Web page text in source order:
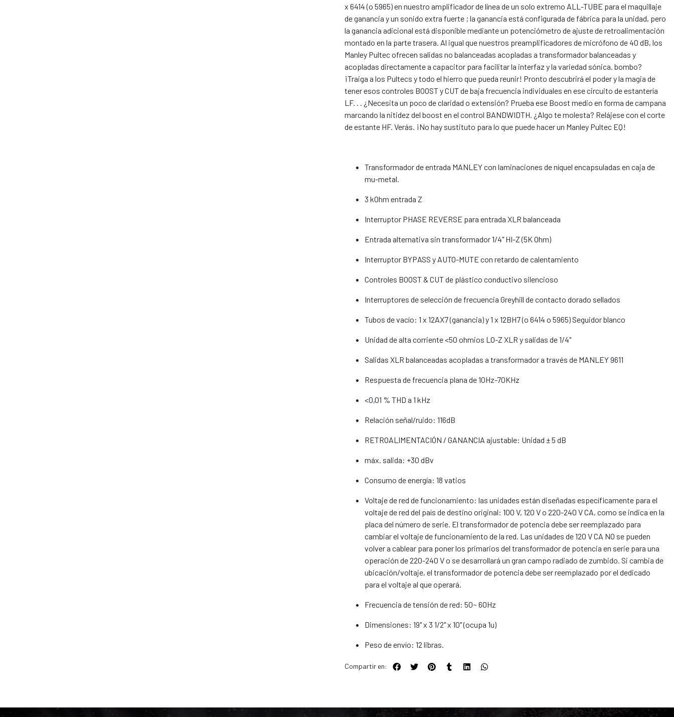
x 6414 (o 5965) en nuestro amplificador de línea de un solo extremo ALL-TUBE para el maquillaje
de ganancia y un sonido extra fuerte ; la ganancia está configurada de fábrica para la unidad, pero
la ganancia adicional está disponible mediante un potenciómetro de ajuste de retroalimentación
montado en la parte trasera. Al igual que nuestros preamplificadores de micrófono de 40 dB, los
Manley Pultec ofrecen salidas no balanceadas acopladas a transformador balanceadas y
acopladas directamente a capacitor para facilitar la interfaz y la variedad sónica. bombo?
¡Traiga a los Pultecs y todo el hierro que pueda reunir! Pronto descubrirá el poder y la magia de
tener esos controles BOOST y CUT de baja frecuencia individuales en ese circuito de estantería
LF. . . ¿Necesita un poco de claridad o extensión? Prueba ese Boost medio en forma de campana
marcando la nitidez del boost en el control BANDWIDTH. ¿Algo te molesta? Relájese con el corte
de estante HF. Verás. ¡No hay sustituto para lo que puede hacer un Manley Pultec EQ!
Transformador de entrada MANLEY con laminaciones de níquel encapsuladas en caja de
mu-metal.
3 kOhm entrada Z
Interruptor PHASE REVERSE para entrada XLR balanceada
Entrada alternativa sin transformador 1/4" HI-Z (5K Ohm)
Interruptor BYPASS y AUTO-MUTE con retardo de calentamiento
Controles BOOST & CUT de plástico conductivo silencioso
Interruptores de selección de frecuencia Greyhill de contacto dorado sellados
Tubos de vacío: 1 x 12AX7 (ganancia) y 1 x 12BH7 (o 6414 o 5965) Seguidor blanco
Unidad de alta corriente <50 ohmios LO-Z XLR y salidas de 1/4"
Salidas XLR balanceadas acopladas a transformador a través de MANLEY 9611
Respuesta de frecuencia plana de 10Hz-70KHz
<0,01 % THD a 1 kHz
Relación señal/ruido: 116dB
RETROALIMENTACIÓN / GANANCIA ajustable: Unidad ± 5 dB
máx. salida: +30 dBv
Consumo de energía: 18 vatios
Voltaje de red de funcionamiento: las unidades están diseñadas específicamente para el
voltaje de red del país de destino original: 100 V, 120 V o 220-240 V CA, como se indica en la
placa del número de serie. El transformador de potencia debe ser reemplazado para
cambiar el voltaje de funcionamiento de la red. Las unidades de 120 V CA NO se pueden
volver a cablear para poner los primarios del transformador de potencia en serie para una
operación de 220-240 V o se desarrollará un gran campo radiado de zumbido. Si cambia de
ubicación/voltaje, el transformador de potencia debe ser reemplazado por el dedicado
para el voltaje al que operará.
Frecuencia de tensión de red: 50~ 60Hz
Dimensiones: 19" x 3 1/2" x 10" (ocupa 1u)
Peso de envío: 12 libras.
Compartir en: